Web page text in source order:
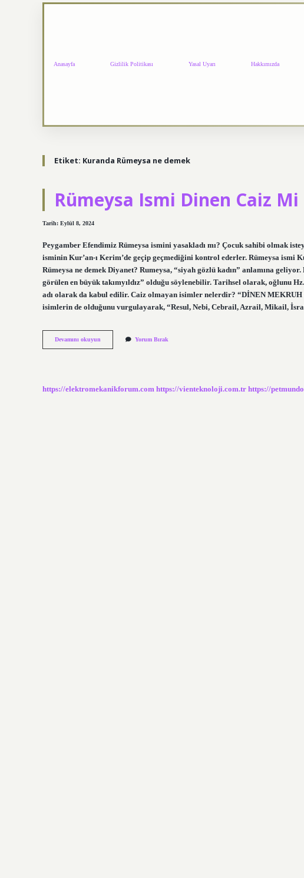
Anasayfa Gizlilik Politikası Yasal Uyarı Hakkımızda
Etiket: Kuranda Rümeysa ne demek
Rümeysa Ismi Dinen Caiz Mi
Tarih: Eylül 8, 2024
Peygamber Efendimiz Rümeysa ismini yasakladı mı? Çocuk sahibi olmak
isminin Kur’an-ı Kerim’de geçip geçmediğini kontrol ederler. Rümeysa ismi
Rümeysa ne demek Diyanet? Rumeysa, “siyah gözlü kadın” anlamına
görülen en büyük takımyıldız” olduğu söylenebilir. Tarihsel olarak, oğlunu
adı olarak da kabul edilir. Caiz olmayan isimler nelerdir? “DİNEN
isimlerin de olduğunu vurgulayarak, “Resul, Nebi, Cebrail, Azrail, Mikail,
Devamını okuyun
Ismi
Yorum Bırak
https://elektromekanikforum.com https://vienteknoloji.com.tr https://